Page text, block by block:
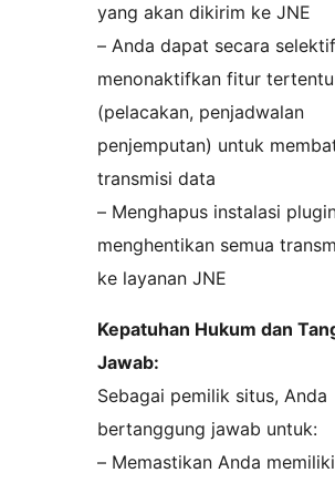
yang akan dikirim ke JNE
– Anda dapat secara selektif
menonaktifkan fitur tertentu
(pelacakan, penjadwalan
penjemputan) untuk
transmisi data
– Menghapus instalasi
menghentikan semua
ke layanan JNE
Kepatuhan Hukum dan
Jawab:
Sebagai pemilik situs, Anda
bertanggung jawab untuk:
– Memastikan Anda